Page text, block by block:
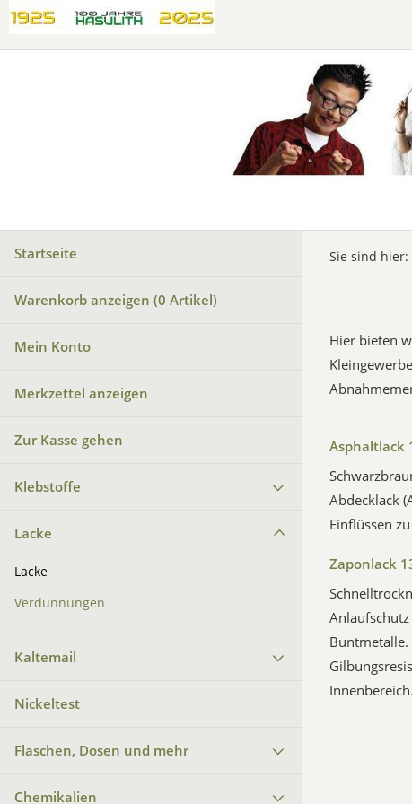
Startseite
Warenkorb anzeigen (0 Artikel)
Mein Konto
Merkzettel anzeigen
Zur Kasse gehen
Klebstoffe
Lacke
Lacke
Verdünnungen
Kaltemail
Nickeltest
Flaschen, Dosen und mehr
Chemikalien
Sie sind hier:
Hier bieten
Asphaltlack
Abdecklack
Einflüssen
Zaponlack
Buntmetalle.
Innenbereich.